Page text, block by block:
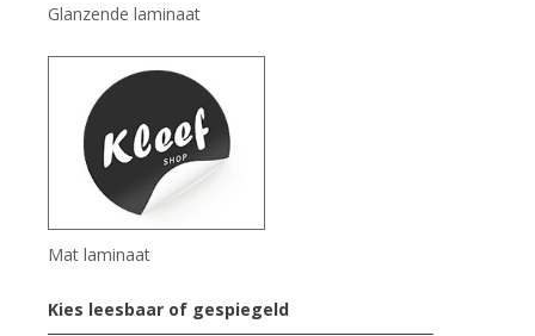
Glanzende laminaat
Mat laminaat
Kies leesbaar of gespiegeld